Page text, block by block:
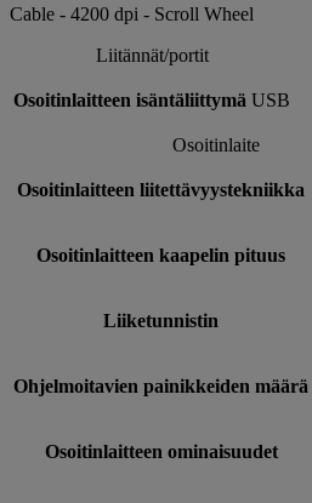
Cable - 4200 dpi - Scroll Wheel
Liitännät/portit
Osoitinlaitteen isäntäliittymä USB
Osoitinlaite
Osoitinlaitteen liitettävyystekniikka
Osoitinlaitteen kaapelin pituus
Liiketunnistin
Ohjelmoitavien painikkeiden määrä
Osoitinlaitteen ominaisuudet